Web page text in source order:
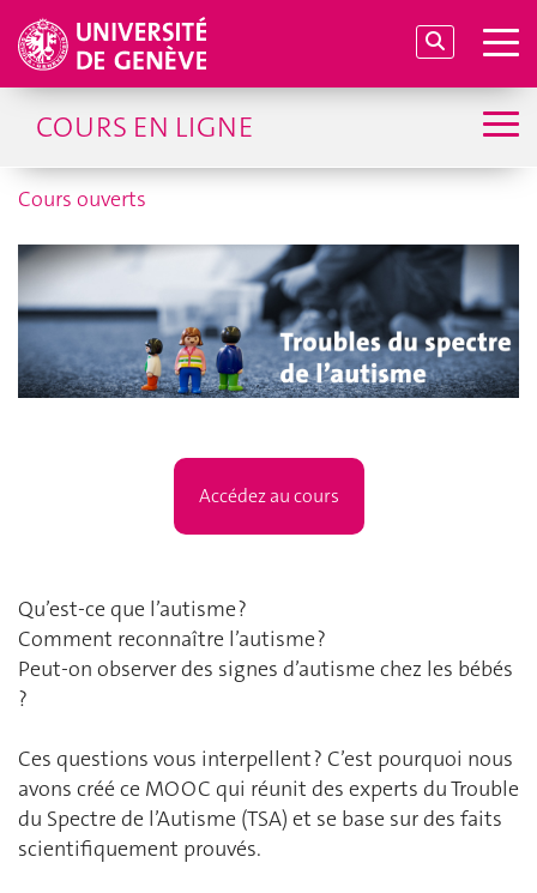
COURS EN LIGNE
Cours ouverts
Accédez au cours
Qu’est-ce que l’autisme ?
Comment reconnaître l’autisme ?
Peut-on observer des signes d’autisme chez les bébés
?
Ces questions vous interpellent ? C’est pourquoi nous
avons créé ce MOOC qui réunit des experts du Trouble
du Spectre de l’Autisme (TSA) et se base sur des faits
scientifiquement prouvés.